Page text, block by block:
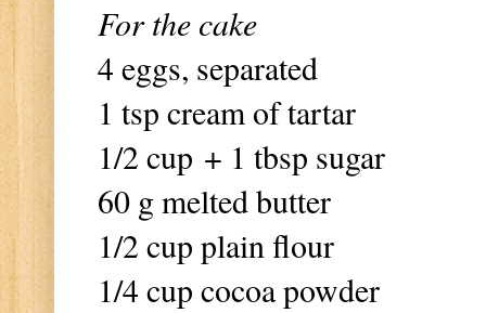
For the cake
4 eggs, separated
1 tsp cream of tartar
1/2 cup + 1 tbsp sugar
60 g melted butter
1/2 cup plain flour
1/4 cup cocoa powder